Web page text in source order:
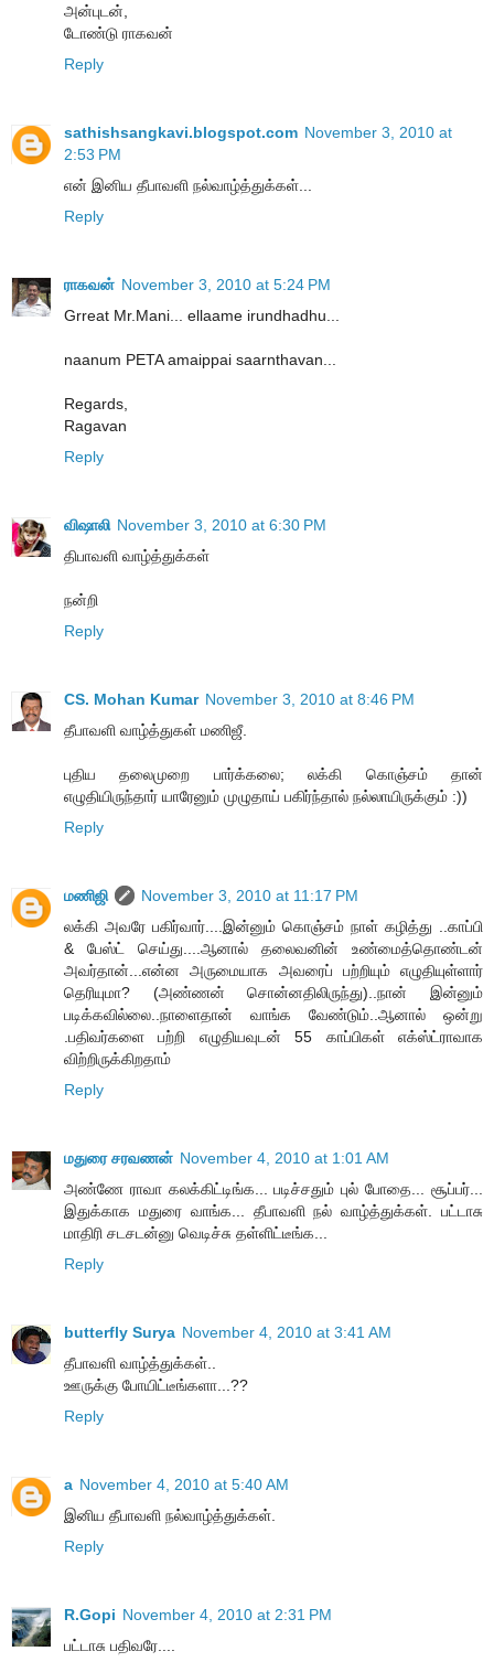
அன்புடன்,
டோண்டு ராகவன்
Reply
sathishsangkavi.blogspot.com November 3, 2010 at
2:53 PM
என் இனிய தீபாவளி நல்வாழ்த்துக்கள்...
Reply
ராகவன் November 3, 2010 at 5:24 PM
Grreat Mr.Mani... ellaame irundhadhu...
naanum PETA amaippai saarnthavan...
Regards,
Ragavan
Reply
விஷாலி November 3, 2010 at 6:30 PM
திபாவளி வாழ்த்துக்கள்
நன்றி
Reply
CS. Mohan Kumar November 3, 2010 at 8:46 PM
தீபாவளி வாழ்த்துகள் மணிஜீ.
புதிய தலைமுறை பார்க்கலை; லக்கி கொஞ்சம் தான்
எழுதியிருந்தார் யாரேனும் முழுதாய் பகிர்ந்தால் நல்லாயிருக்கும் :))
Reply
மணிஜி
November 3, 2010 at 11:17 PM
லக்கி அவரே பகிர்வார்....இன்னும் கொஞ்சம் நாள் கழித்து ..காப்பி
& பேஸ்ட் செய்து....ஆனால் தலைவனின் உண்மைத்தொண்டன்
அவர்தான்...என்ன அருமையாக அவரைப் பற்றியும் எழுதியுள்ளார்
தெரியுமா? (அண்ணன் சொன்னதிலிருந்து)..நான் இன்னும்
படிக்கவில்லை..நாளைதான் வாங்க வேண்டும்..ஆனால் ஒன்று
.பதிவர்களை பற்றி எழுதியவுடன் 55 காப்பிகள் எக்ஸ்ட்ராவாக
விற்றிருக்கிறதாம்
Reply
மதுரை சரவணன் November 4, 2010 at 1:01 AM
அண்ணே ராவா கலக்கிட்டிங்க... படிச்சதும் புல் போதை... சூப்பர்...
இதுக்காக மதுரை வாங்க... தீபாவளி நல் வாழ்த்துக்கள். பட்டாசு
மாதிரி சடசடன்னு வெடிச்சு தள்ளிட்டீங்க...
Reply
butterfly Surya November 4, 2010 at 3:41 AM
தீபாவளி வாழ்த்துக்கள்..
ஊருக்கு போயிட்டீங்களா...??
Reply
a November 4, 2010 at 5:40 AM
இனிய தீபாவளி நல்வாழ்த்துக்கள்.
Reply
R.Gopi November 4, 2010 at 2:31 PM
பட்டாசு பதிவரே....